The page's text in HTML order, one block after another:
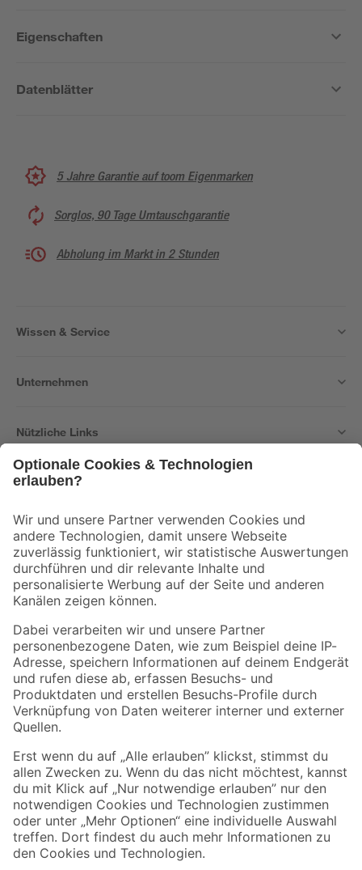
Eigenschaften
Datenblätter
5 Jahre Garantie auf toom Eigenmarken
Sorglos, 90 Tage Umtauschgarantie
Abholung im Markt in 2 Stunden
Wissen & Service
Unternehmen
Nützliche Links
Der toom Newsletter: Keine Angebote und Aktionen mehr verpassen!
Zur Newsletter Anmeldung
Folge uns
Zahlungsarten Versandarten
Sicher einkaufen
Jetzt die toom-App herunterladen